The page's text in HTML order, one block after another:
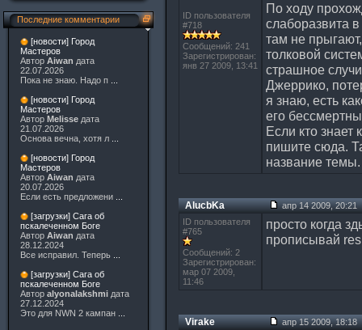
Последние комментарии
[новости] Город
Мастеров
Автор Aiwan дата
22.07.2026
Пока не знаю. Надо п
[новости] Город
Мастеров
Автор Melisse дата
21.07.2026
Основа вечна, хотя л
[новости] Город
Мастеров
Автор Aiwan дата
20.07.2026
Если есть предложени
[загрузки] Сага об
пскалеченном Боге
Автор Aiwan дата
28.12.2024
Все исправил. Теперь
[загрузки] Сага об
пскалеченном Боге
Автор alyonalakshmi дата
27.12.2024
Это для NWN 2 кампан ...
ID пользователя
#718
Сообщений: 241
Зарегистрирован:
янв 27 2009, 13:41
По ходу
слаборазвита
там не
толковой
страшное
Джеррико,
я знаю, есть
его
Если кто знает
пишите сюда.
название темы.
AlucbKa
апр 14 2009, 20:21
ID пользователя
#765
Сообщений: 2
Зарегистрирован:
мар 07 2009,
11:46
просто когда
прописывай
Virake апр 15 2009, 18:18